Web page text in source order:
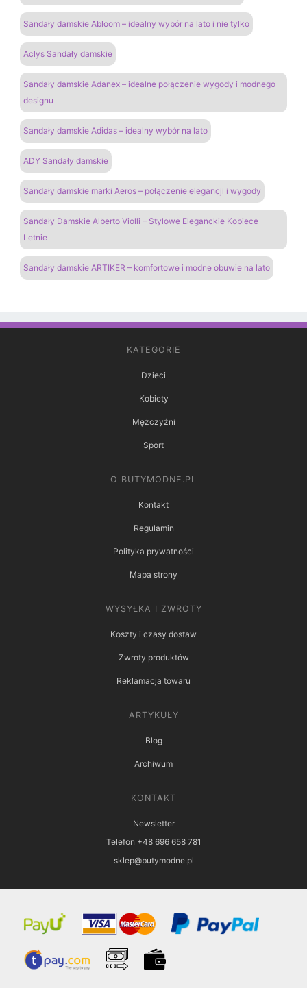
Sandały damskie Abloom – idealny wybór na lato i nie tylko
Aclys Sandały damskie
Sandały damskie Adanex – idealne połączenie wygody i modnego
designu
Sandały damskie Adidas – idealny wybór na lato
ADY Sandały damskie
Sandały damskie marki Aeros – połączenie elegancji i wygody
Sandały Damskie Alberto Violli – Stylowe Eleganckie Kobiece
Letnie
Sandały damskie ARTIKER – komfortowe i modne obuwie na lato
KATEGORIE
Dzieci
Kobiety
Mężczyźni
Sport
O BUTYMODNE.PL
Kontakt
Regulamin
Polityka prywatności
Mapa strony
WYSYŁKA I ZWROTY
Koszty i czasy dostaw
Zwroty produktów
Reklamacja towaru
ARTYKUŁY
Blog
Archiwum
KONTAKT
Newsletter
Telefon +48 696 658 781
sklep@butymodne.pl